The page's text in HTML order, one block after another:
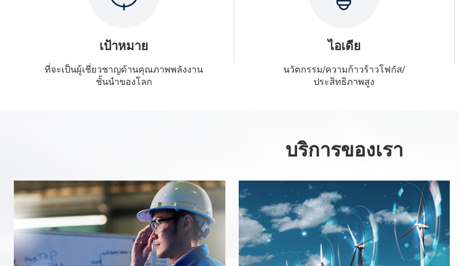
เป้าหมาย
ที่จะเป็นผู้เชี่ยวชาญด้านคุณภาพพลังงาน
ชั้นนำของโลก
ไอเดีย
นวัตกรรม/ความก้าวร้าวโฟกัส/
ประสิทธิภาพสูง
บริการของเรา